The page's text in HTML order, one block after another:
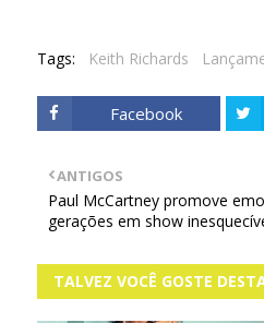
Tags: Keith Richards
Facebook
ANTIGOS
Paul McCartney promove
gerações em show
TALVEZ VOCÊ GOSTE